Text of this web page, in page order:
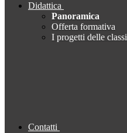
Didattica
Panoramica
Offerta formativa
I progetti delle classi
Contatti